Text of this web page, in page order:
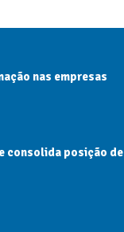
nas empresas
consolida posição de